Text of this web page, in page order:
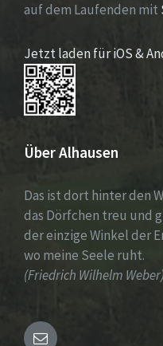
auf dem Laufenden mit
Jetzt laden für iOS &
Über Alhausen
Das ist dort hinter den
das Dörfchen treu und
der einzige Winkel der
wo meine Seele ruht.
(Friedrich Wilhelm Weber)
Email